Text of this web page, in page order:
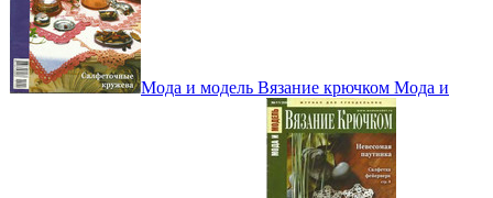
Мода и модель Вязание крючком Мода и